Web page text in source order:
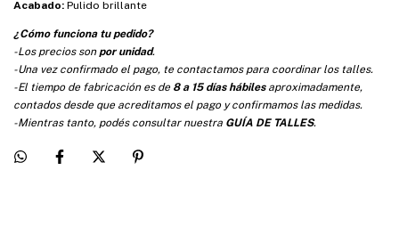
Acabado: Pulido brillante
¿Cómo funciona tu pedido?
-Los precios sonpor unidad.
-Una vez confirmado el pago, te contactamos para coordinar los talles.
-El tiempo de fabricación es de 8 a 15 días hábilesaproximadamente,
contados desde que acreditamos el pago y confirmamos las medidas.
-Mientras tanto, podés consultar nuestra GUÍA DE TALLES.